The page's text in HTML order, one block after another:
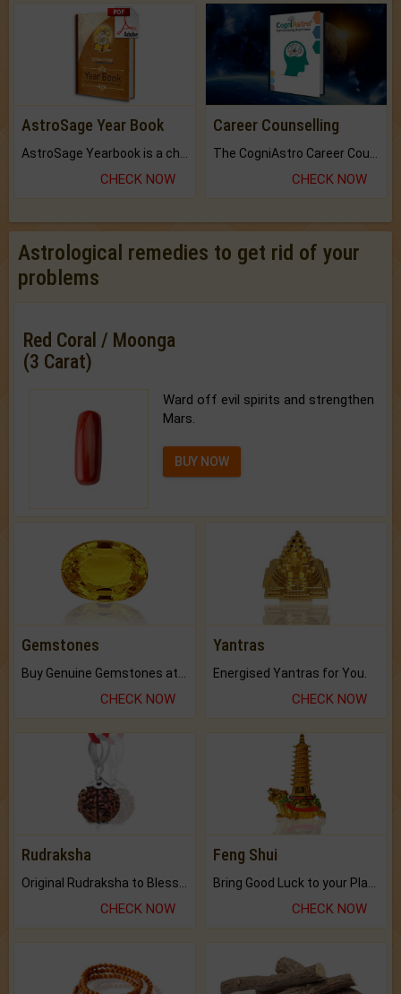
AstroSage Year Book
AstroSage Yearbook is a channel to fulfill your dreams and destiny.
CHECK NOW
Career Counselling
The CogniAstro Career Counselling Report is the most comprehensive report available on this topic.
CHECK NOW
Astrological remedies to get rid of your
problems
Red Coral / Moonga
(3 Carat)
Ward off evil spirits and strengthen
Mars.
BUY NOW
Gemstones
CHECK NOW
Yantras
Energised Yantras for You.
CHECK NOW
Rudraksha
CHECK NOW
Feng Shui
CHECK NOW